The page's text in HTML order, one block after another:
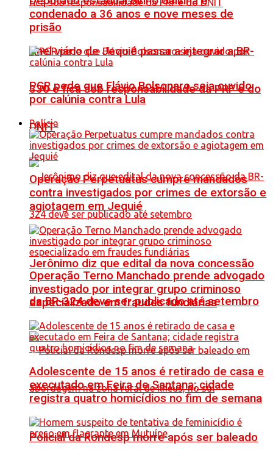
Anel viário de Jequié passa a integrar a BR-
330 e fica sob responsabilidade da PRF e do
DNIT
Jerônimo diz que edital da nova concessão
da BR-324 deve ser publicado até setembro
Policial da Rondesp morre após ser baleado
condenado a 36 anos e nove meses de
prisão
PGR pede que Flávio Bolsonaro seja ouvido
por calúnia contra Lula
Polícia
Operação Perpetuatus cumpre mandados
contra investigados por crimes de extorsão e
agiotagem em Jequié
Operação Terno Manchado prende advogado
investigado por integrar grupo criminoso
especializado em fraudes fundiárias
Adolescente de 15 anos é retirado de casa e
executado em Feira de Santana; cidade
registra quatro homicídios no fim de semana